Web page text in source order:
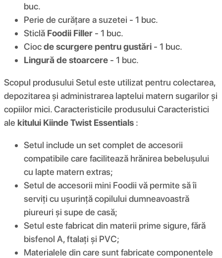
buc.
Perie de curățare a suzetei - 1 buc.
Sticlă Foodii Filler - 1 buc.
Ciocde scurgere pentru gustări - 1 buc.
Lingură de stoarcere - 1 buc.
Scopul produsului Setul este utilizat pentru colectarea,
depozitarea și administrarea laptelui matern sugarilor și
copiilor mici. Caracteristicile produsului Caracteristici
ale kitului Kiinde Twist Essentials :
Setul include un set complet de accesorii
compatibile care facilitează hrănirea bebelușului
cu lapte matern extras;
Setul de accesorii mini Foodii vă permite să îi
serviți cu ușurință copilului dumneavoastră
piureuri și supe de casă;
Setul este fabricat din materii prime sigure, fără
bisfenol A, ftalați și PVC;
Materialele din care sunt fabricate componentele